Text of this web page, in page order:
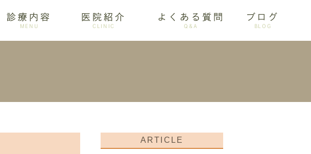
診療内容
MENU
ホワイトニング 審美歯科
医院紹介
CLINIC
よくある質問
Q&A
ブログ
BLOG
ARTICLE